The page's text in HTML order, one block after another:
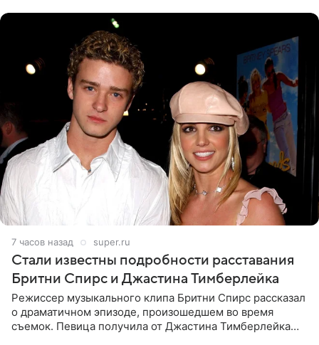
7 часов назад super.ru
Стали известны подробности расставания
Бритни Спирс и Джастина Тимберлейка
Режиссер музыкального клипа Бритни Спирс рассказал
о драматичном эпизоде, произошедшем во время
съемок. Певица получила от Джастина Тимберлейка